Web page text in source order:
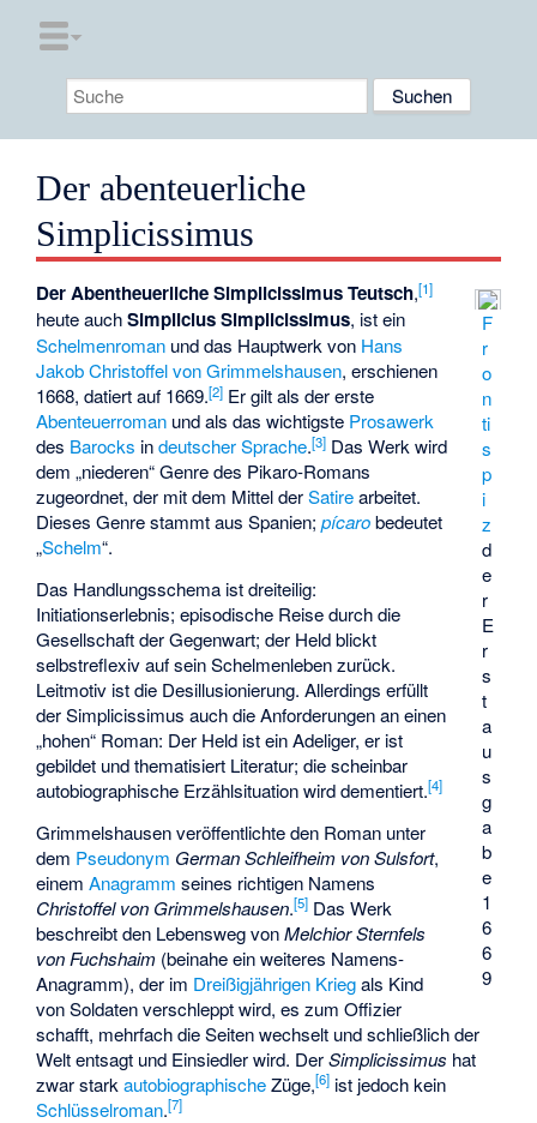
Der abenteuerliche
Simplicissimus
F
r
o
n
ti
s
p
i
z
d
e
r
E
r
s
t
a
u
s
g
a
b
e
1
6
6
9
Der Abentheuerliche Simplicissimus Teutsch,[1]
heute auchSimplicius Simplicissimus, ist ein
Schelmenroman und das Hauptwerk von Hans
Jakob Christoffel von Grimmelshausen, erschienen
1668, datiert auf 1669.[2] Er gilt als der erste
Abenteuerroman und als das wichtigste Prosawerk
des Barocks indeutscher Sprache.[3] Das Werk wird
dem „niederen“ Genre des Pikaro-Romans
zugeordnet, der mit dem Mittel derSatirearbeitet.
Dieses Genre stammt aus Spanien;pícarobedeutet
„Schelm“.
Das Handlungsschema ist dreiteilig:
Initiationserlebnis; episodische Reise durch die
Gesellschaft der Gegenwart; der Held blickt
selbstreflexiv auf sein Schelmenleben zurück.
Leitmotiv ist die Desillusionierung. Allerdings erfüllt
der Simplicissimus auch die Anforderungen an einen
„hohen“ Roman: Der Held ist ein Adeliger, er ist
gebildet und thematisiert Literatur; die scheinbar
autobiographische Erzählsituation wird dementiert.[4]
Grimmelshausen veröffentlichte den Roman unter
dem Pseudonym German Schleifheim von Sulsfort,
einemAnagramm seines richtigen Namens
Christoffel von Grimmelshausen.[5] Das Werk
beschreibt den Lebensweg vonMelchior Sternfels
von Fuchshaim (beinahe ein weiteres Namens-
Anagramm), der im Dreißigjährigen Kriegals Kind
von Soldaten verschleppt wird, es zum Offizier
schafft, mehrfach die Seiten wechselt und schließlich der
Welt entsagt und Einsiedler wird. DerSimplicissimus hat
zwar starkautobiographischeZüge,[6] ist jedoch kein
Schlüsselroman.[7]